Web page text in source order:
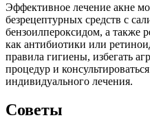
Эффективное лечение акне
безрецептурных средств с
бензоилпероксидом, а также
как антибиотики или
правила гигиены, избегать
процедур и
индивидуального лечения.
Советы